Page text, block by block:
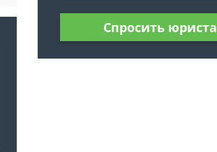
Спросить юриста